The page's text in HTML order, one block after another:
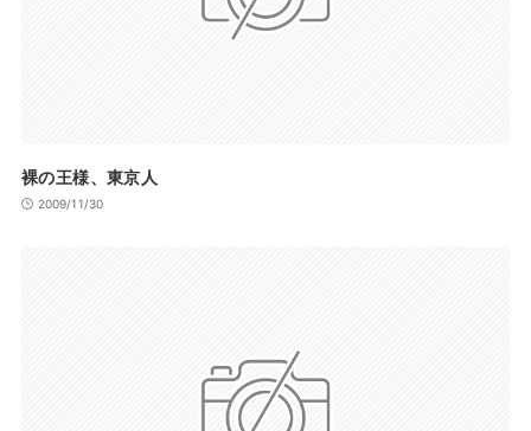
裸の王様、東京人
2009/11/30